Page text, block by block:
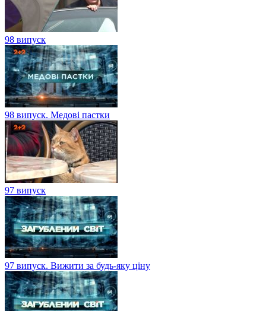
98 випуск
98 випуск. Медові пастки
97 випуск
97 випуск. Вижити за будь-яку ціну